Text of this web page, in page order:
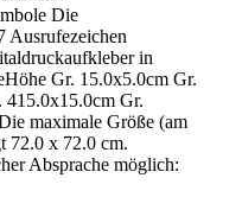
Die
Ausrufezeichen
in
Gr. 15.0x5.0cm Gr.
415.0x15.0cm Gr.
maximale Größe (am
72.0 x 72.0 cm.
Absprache möglich: